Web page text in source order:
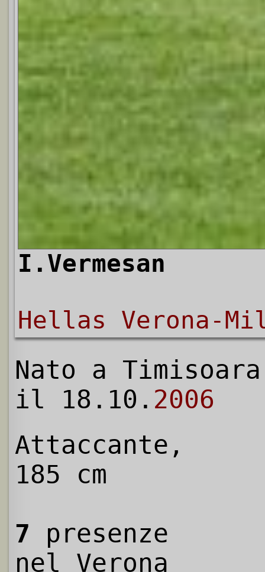
I.Vermesan
Hellas Verona-
Nato a Timisoara
il 18.10. 2006
Attaccante,
185 cm
7 presenze
nel Verona